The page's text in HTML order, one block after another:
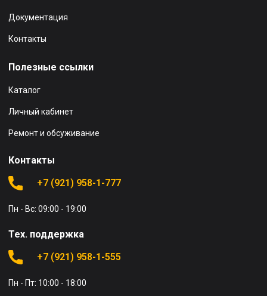
Документация
Контакты
Полезные ссылки
Каталог
Личный кабинет
Ремонт и обсуживание
Контакты
+7 (921) 958-1-777
Пн - Вс: 09:00 - 19:00
Тех. поддержка
+7 (921) 958-1-555
Пн - Пт: 10:00 - 18:00